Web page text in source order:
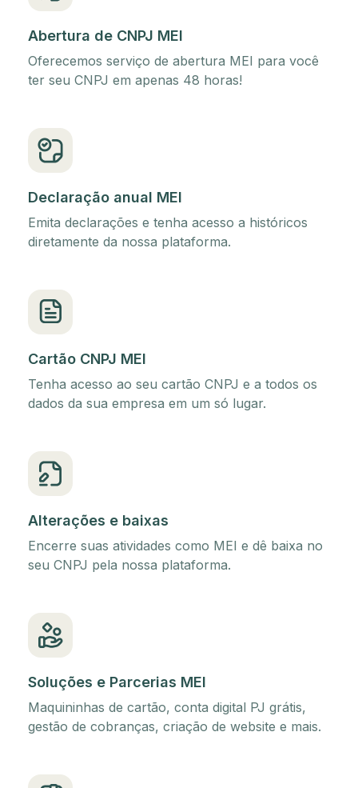
Abertura de CNPJ MEI
Oferecemos serviço de abertura MEI para você
ter seu CNPJ em apenas 48 horas!
Declaração anual MEI
Emita declarações e tenha acesso a históricos
diretamente da nossa plataforma.
Cartão CNPJ MEI
Tenha acesso ao seu cartão CNPJ e a todos os
dados da sua empresa em um só lugar.
Alterações e baixas
Encerre suas atividades como MEI e dê baixa no
seu CNPJ pela nossa plataforma.
Soluções e Parcerias MEI
Maquininhas de cartão, conta digital PJ grátis,
gestão de cobranças, criação de website e mais.